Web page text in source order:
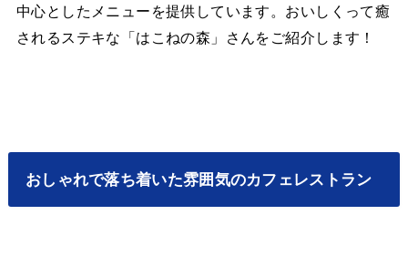
中心としたメニューを提供しています。おいしくって癒
されるステキな「はこねの森」さんをご紹介します！
おしゃれで落ち着いた雰囲気のカフェレストラン